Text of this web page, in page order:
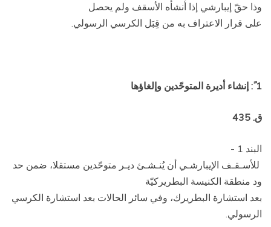
وذا حقّ إيبارشي إذا أنشأه الأسقف ولم يحصل
على قرار الاعتراف به من قِبَل الكرسي الرسولي.
1 ً: إنشاء أديرة المتوحّدين وإلغاؤها
ق. 435
البند 1 ­
للأسـقـف الإيبارشـي أن يُنـشـئ ديـر متوحّدين مستقلا، ضمن حد
ود منطقة الكنيسة البطريركيّة
بعد استشارة البطريرك، وفي سائر الحالات بعد استشارة الكرسي
الرسولي.